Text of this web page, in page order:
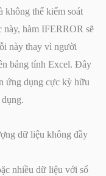
không thể kiểm soát
này, hàm IFERROR sẽ
này thay vì người
bảng tính Excel. Đây
ứng dụng cực kỳ hữu
dữ liệu không đầy
nhiều dữ liệu với số